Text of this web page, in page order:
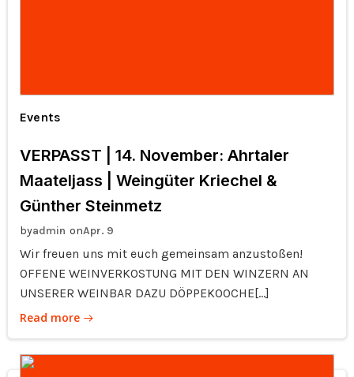
Events
VERPASST | 14. November: Ahrtaler
Maateljass | Weingüter Kriechel &
Günther Steinmetz
byadmin onApr. 9
Wir freuen uns mit euch gemeinsam anzustoßen!
OFFENE WEINVERKOSTUNG MIT DEN WINZERN AN
UNSERER WEINBAR DAZU DÖPPEKOOCHE[…]
Read more